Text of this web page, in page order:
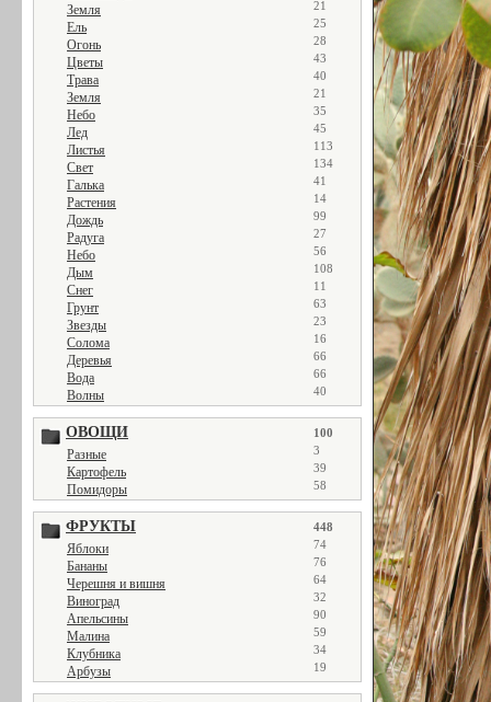
Земля 21
Ель 25
Огонь 28
Цветы 43
Трава 40
Земля 21
Небо 35
Лед 45
Листья 113
Свет 134
Галька 41
Растения 14
Дождь 99
Радуга 27
Небо 56
Дым 108
Снег 11
Грунт 63
Звезды 23
Солома 16
Деревья 66
Вода 66
Волны 40
ОВОЩИ 100
Разные 3
Картофель 39
Помидоры 58
ФРУКТЫ 448
Яблоки 74
Бананы 76
Черешня и вишня 64
Виноград 32
Апельсины 90
Малина 59
Клубника 34
Арбузы 19